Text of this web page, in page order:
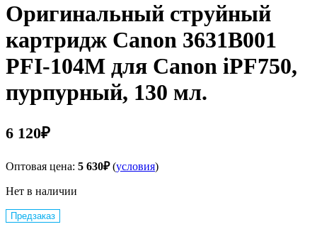
Оригинальный струйный
картридж Canon 3631B001
PFI-104M для Canon iPF750,
пурпурный, 130 мл.
6 120₽
Оптовая цена: 5 630₽(условия)
Нет в наличии
Предзаказ